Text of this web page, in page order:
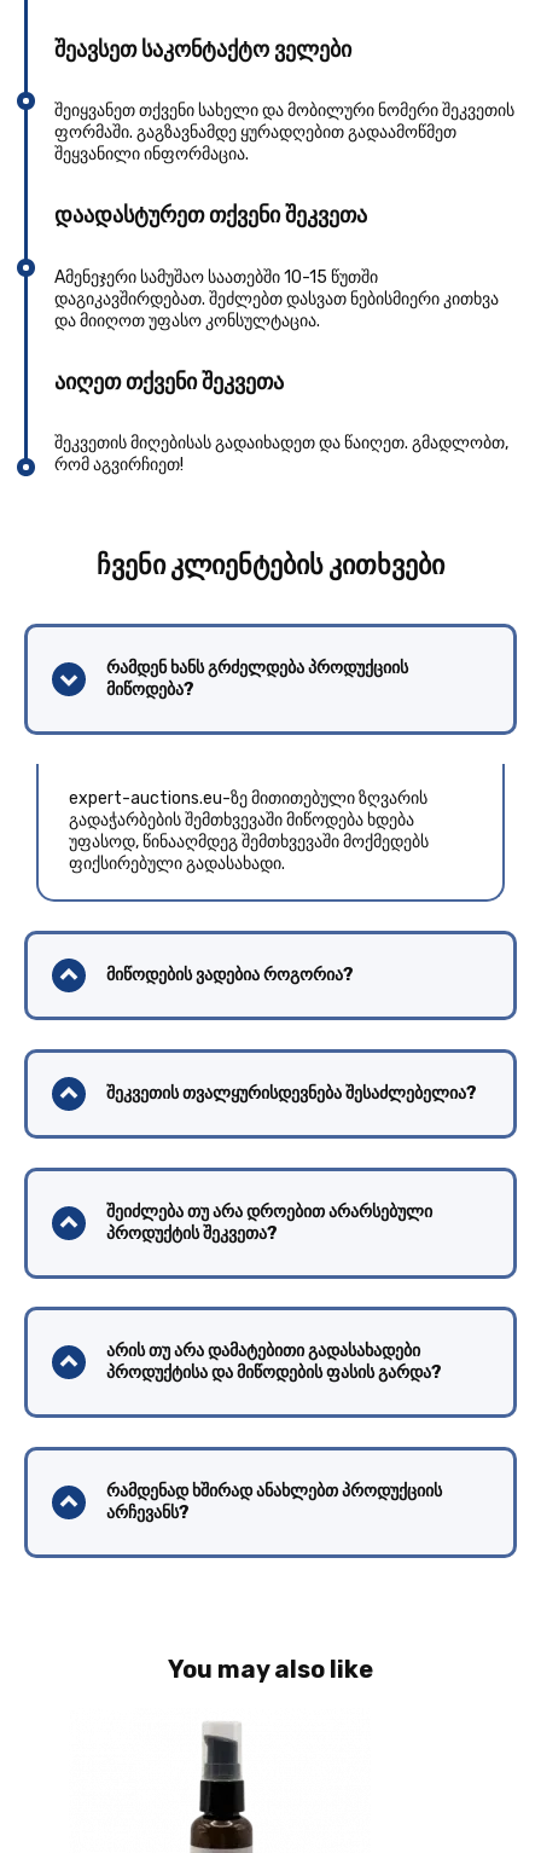
შეავსეთ საკონტაქტო ველები
შეიყვანეთ თქვენი სახელი და მობილური ნომერი შეკვეთის
ფორმაში. გაგზავნამდე ყურადღებით გადაამოწმეთ
შეყვანილი ინფორმაცია.
დაადასტურეთ თქვენი შეკვეთა
Aმენეჯერი სამუშაო საათებში 10-15 წუთში
დაგიკავშირდებათ. შეძლებთ დასვათ ნებისმიერი კითხვა
და მიიღოთ უფასო კონსულტაცია.
აიღეთ თქვენი შეკვეთა
შეკვეთის მიღებისას გადაიხადეთ და წაიღეთ. გმადლობთ,
რომ აგვირჩიეთ!
ჩვენი კლიენტების კითხვები
რამდენ ხანს გრძელდება პროდუქციის
მიწოდება?
expert-auctions.eu-ზე მითითებული ზღვარის
გადაჭარბების შემთხვევაში მიწოდება ხდება
უფასოდ, წინააღმდეგ შემთხვევაში მოქმედებს
ფიქსირებული გადასახადი.
მიწოდების ვადებია როგორია?
შეკვეთის თვალყურისდევნება შესაძლებელია?
შეიძლება თუ არა დროებით არარსებული
პროდუქტის შეკვეთა?
არის თუ არა დამატებითი გადასახადები
პროდუქტისა და მიწოდების ფასის გარდა?
რამდენად ხშირად ანახლებთ პროდუქციის
არჩევანს?
You may also like